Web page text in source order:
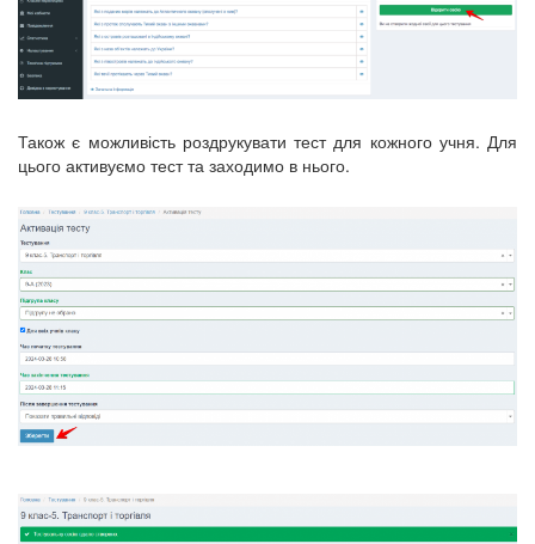
Також є можливість роздрукувати тест для кожного учня. Для
цього активуємо тест та заходимо в нього.